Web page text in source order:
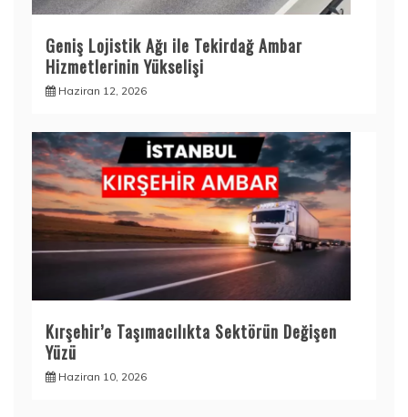
Geniş Lojistik Ağı ile Tekirdağ Ambar
Hizmetlerinin Yükselişi
Haziran 12, 2026
Kırşehir’e Taşımacılıkta Sektörün Değişen
Yüzü
Haziran 10, 2026